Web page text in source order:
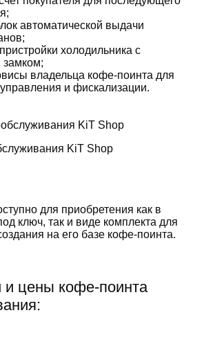
автоматической выдачи
холодильника с
владельца кофе-поинта для
и фискализации.
KiT Shop
для приобретения как в
ключ, так и виде комплекта для
на его базе кофе-поинта.
и цены кофе-поинта